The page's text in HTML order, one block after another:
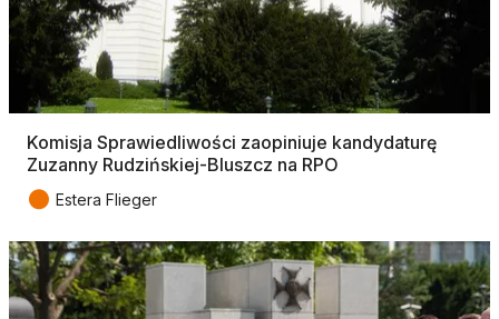
Komisja Sprawiedliwości zaopiniuje kandydaturę
Zuzanny Rudzińskiej-Bluszcz na RPO
● Estera Flieger